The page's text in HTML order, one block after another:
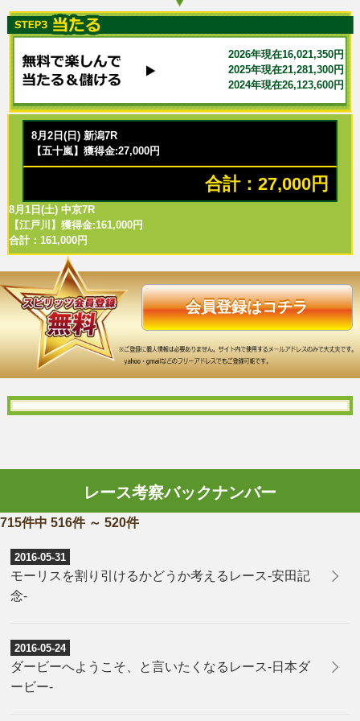
2026年現在16,021,350円
2025年現在21,281,300円
2024年現在26,123,600円
8月2日(日) 新潟7R
【五十嵐】獲得金:27,000円
合計：27,000円
8月1日(土) 中京7R
【江戸川】獲得金:161,000円
合計：161,000円
会員登録はコチラ
レース考察バックナンバー
715件中 516件 ～ 520件
2016-05-31
モーリスを割り引けるかどうか考えるレース-安田記
念-
2016-05-24
​ダービーへようこそ、と言いたくなるレース-日本ダ
ービー-